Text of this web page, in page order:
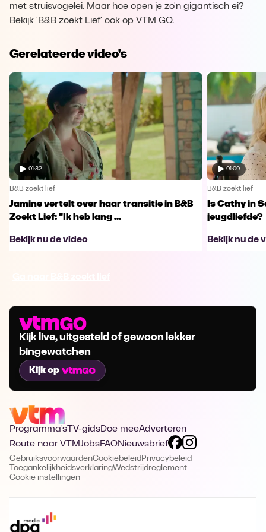
met struisvogelei. Maar hoe open je zo'n gigantisch ei?
Bekijk 'B&B zoekt Lief' ook op VTM GO.
Gerelateerde video's
01:32
B&B zoekt lief
Jamine vertelt over haar transitie in B&B
Zoekt Lief: "Ik heb lang ...
Bekijk nu de video
01:00
B&B zoekt lief
Is Cathy in
jeugdliefde?
Bekijk nu de
Kijk live, uitgesteld of gewoon lekker
bingewatchen
Kijk op
Programma's TV-gidsDoe meeAdverteren
Route naar VTMJobsFAQNieuwsbrief
GebruiksvoorwaardenCookiebeleid Privacybeleid
ToegankelijkheidsverklaringWedstrijdreglement
Cookie instellingen